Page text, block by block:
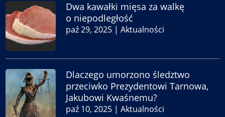
Dwa kawałki mięsa za walkę
o niepodległość
paź 29, 2025 |Aktualności
Dlaczego umorzono śledztwo
przeciwko Prezydentowi Tarnowa,
Jakubowi Kwaśnemu?
paź 10, 2025 |Aktualności